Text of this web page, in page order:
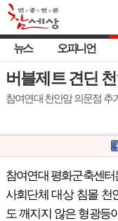
뉴스 오피니언
버블제트 견딘
참여연대 천안암 의문점 추
참여연대 평화군축센
사회단체 대상 침몰 천
도 깨지지 않은 형광등